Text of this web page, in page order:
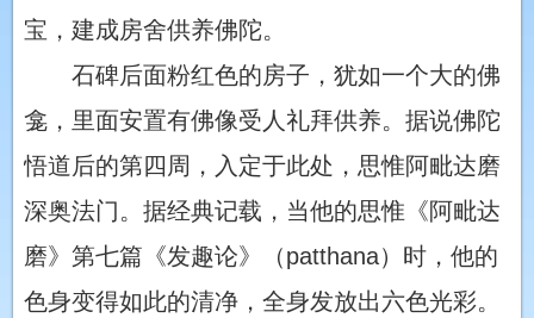
宝，建成房舍供养佛陀。
石碑后面粉红色的房子，犹如一个大的佛
龛，里面安置有佛像受人礼拜供养。据说佛陀
悟道后的第四周，入定于此处，思惟阿毗达磨
深奥法门。据经典记载，当他的思惟《阿毗达
磨》第七篇《发趣论》（patthana）时，他的
色身变得如此的清净，全身发放出六色光彩。